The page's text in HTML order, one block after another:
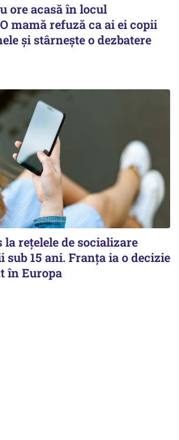
ore acasă în locul
mamă refuză ca ai ei copii
și stârnește o dezbatere
rețelele de socializare
15 ani. Franța ia o decizie
în Europa